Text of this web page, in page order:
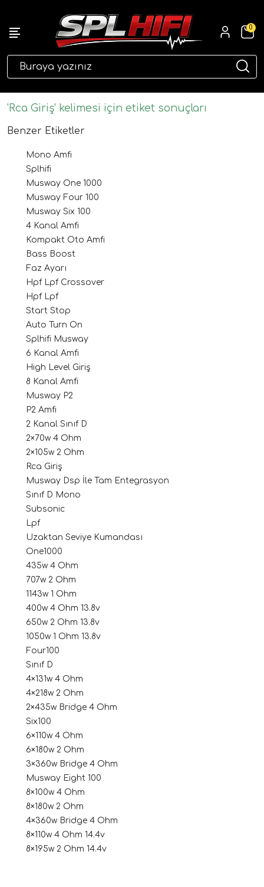
0
Modelleri
Setleri)
Arac Baslari)
Performans)
'Rca Giriş' kelimesi için etiket sonuçları
Benzer Etiketler
Mono Amfi
Splhifi
Musway One 1000
Musway Four 100
Musway Six 100
4 Kanal Amfi
Kompakt Oto Amfi
Bass Boost
Faz Ayarı
Hpf Lpf Crossover
Hpf Lpf
Start Stop
Auto Turn On
Splhifi Musway
6 Kanal Amfi
High Level Giriş
8 Kanal Amfi
Musway P2
P2 Amfi
2 Kanal Sınıf D
2×70w 4 Ohm
2×105w 2 Ohm
Rca Giriş
Musway Dsp İle Tam Entegrasyon
Sınıf D Mono
Subsonic
Lpf
Uzaktan Seviye Kumandası
One1000
435w 4 Ohm
707w 2 Ohm
1143w 1 Ohm
400w 4 Ohm 13.8v
650w 2 Ohm 13.8v
1050w 1 Ohm 13.8v
Four100
Sınıf D
4×131w 4 Ohm
4×218w 2 Ohm
2×435w Bridge 4 Ohm
Six100
6×110w 4 Ohm
6×180w 2 Ohm
3×360w Bridge 4 Ohm
Musway Eight 100
8×100w 4 Ohm
8×180w 2 Ohm
4×360w Bridge 4 Ohm
8×110w 4 Ohm 14.4v
8×195w 2 Ohm 14.4v